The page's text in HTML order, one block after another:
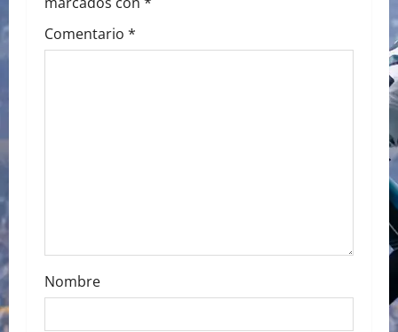
i
n
Comentario *
Nombre